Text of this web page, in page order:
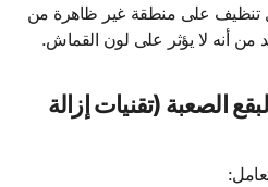
تنظيف على منطقة غير ظاهرة من
من أنه لا يؤثر على لون القماش.
الصعبة (تقنيات إزالة